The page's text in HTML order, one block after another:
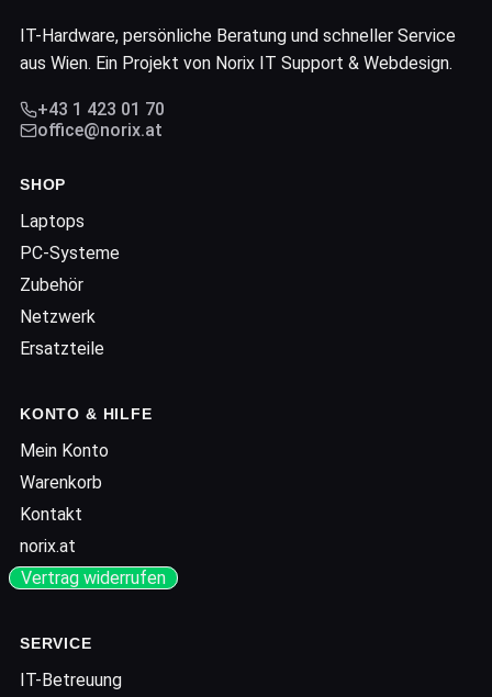
IT-Hardware, persönliche Beratung und schneller Service
aus Wien. Ein Projekt von Norix IT Support & Webdesign.
+43 1 423 01 70
office@norix.at
SHOP
Laptops
PC-Systeme
Zubehör
Netzwerk
Ersatzteile
KONTO & HILFE
Mein Konto
Warenkorb
Kontakt
norix.at
Vertrag widerrufen
SERVICE
IT-Betreuung